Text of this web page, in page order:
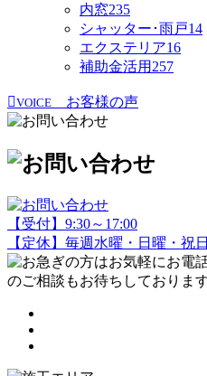
内窓235
シャッター･雨戸14
エクステリア16
補助金活用 257
VOICE お客様の声
【受付】9:30～17:00
【定休】毎週水曜・日曜・祝日